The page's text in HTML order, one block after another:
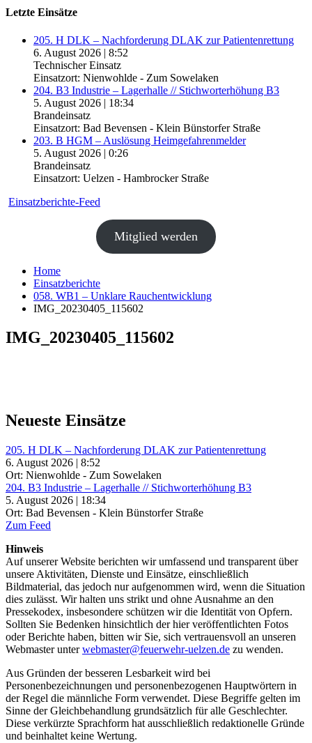
Letzte Einsätze
205. H DLK – Nachforderung DLAK zur Patientenrettung
6. August 2026 | 8:52
Technischer Einsatz
Einsatzort: Nienwohlde - Zum Sowelaken
204. B3 Industrie – Lagerhalle // Stichworterhöhung B3
5. August 2026 | 18:34
Brandeinsatz
Einsatzort: Bad Bevensen - Klein Bünstorfer Straße
203. B HGM – Auslösung Heimgefahrenmelder
5. August 2026 | 0:26
Brandeinsatz
Einsatzort: Uelzen - Hambrocker Straße
Einsatzberichte-Feed
Mitglied werden
Home
Einsatzberichte
058. WB1 – Unklare Rauchentwicklung
IMG_20230405_115602
IMG_20230405_115602
Neueste Einsätze
205. H DLK – Nachforderung DLAK zur Patientenrettung
6. August 2026 | 8:52
Ort: Nienwohlde - Zum Sowelaken
204. B3 Industrie – Lagerhalle // Stichworterhöhung B3
5. August 2026 | 18:34
Ort: Bad Bevensen - Klein Bünstorfer Straße
Zum Feed
Hinweis
Auf unserer Website berichten wir umfassend und transparent über
unsere Aktivitäten, Dienste und Einsätze, einschließlich
Bildmaterial, das jedoch nur aufgenommen wird, wenn die Situation
dies zulässt. Wir halten uns strikt und ohne Ausnahme an den
Pressekodex, insbesondere schützen wir die Identität von Opfern.
Sollten Sie Bedenken hinsichtlich der hier veröffentlichten Fotos
oder Berichte haben, bitten wir Sie, sich vertrauensvoll an unseren
Webmaster unterwebmaster@feuerwehr-uelzen.de zu wenden.
Aus Gründen der besseren Lesbarkeit wird bei
Personenbezeichnungen und personenbezogenen Hauptwörtern in
der Regel die männliche Form verwendet. Diese Begriffe gelten im
Sinne der Gleichbehandlung grundsätzlich für alle Geschlechter.
Diese verkürzte Sprachform hat ausschließlich redaktionelle Gründe
und beinhaltet keine Wertung.